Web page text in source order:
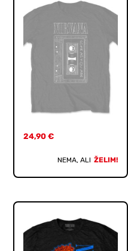
24,90€
NEMA, ALI ŽELIM!